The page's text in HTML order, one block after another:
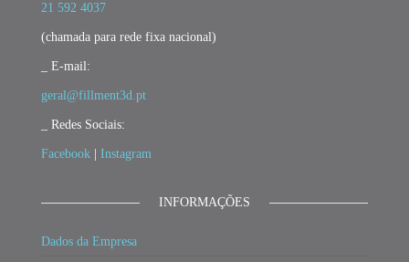
21 592 4037
(chamada para rede fixa nacional)
_ E-mail:
geral@fillment3d.pt
_ Redes Sociais:
Facebook Instagram
INFORMAÇÕES
Dados da Empresa